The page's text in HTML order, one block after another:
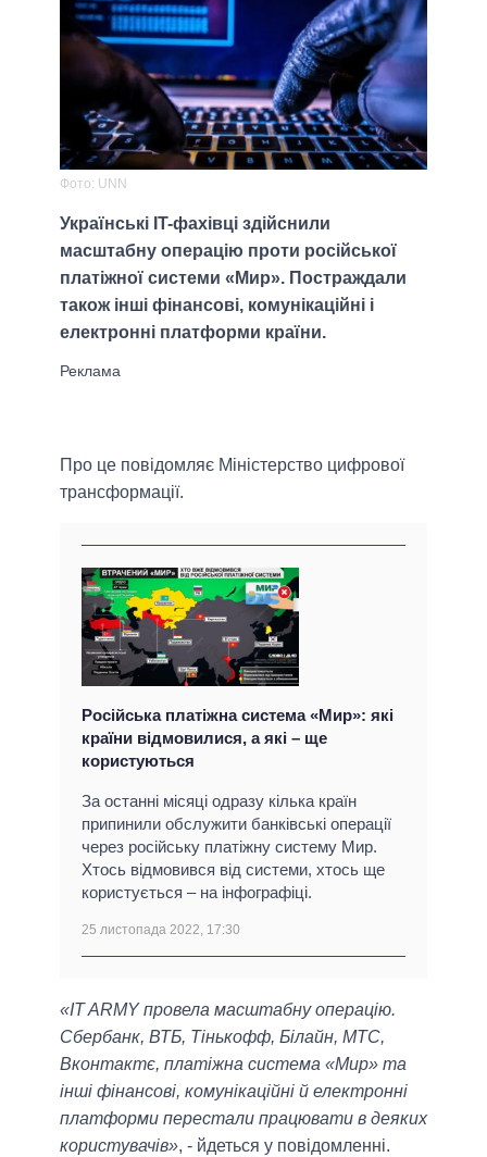
Фото: UNN
Українські IT-фахівці здійснили
масштабну операцію проти російської
платіжної системи «Мир». Постраждали
також інші фінансові, комунікаційні і
електронні платформи країни.
Про це повідомляє Міністерство цифрової
трансформації.
Російська платіжна система «Мир»: які
країни відмовилися, а які – ще
користуються
За останні місяці одразу кілька країн
припинили обслужити банківські операції
через російську платіжну систему Мир.
Хтось відмовився від системи, хтось ще
користується – на інфографіці.
25 листопада 2022, 17:30
«IT ARMY провела масштабну операцію.
Сбербанк, ВТБ, Тінькофф, Білайн, МТС,
Вконтактє, платіжна система «Мир» та
інші фінансові, комунікаційні й електронні
платформи перестали працювати в деяких
користувачів», - йдеться у повідомленні.